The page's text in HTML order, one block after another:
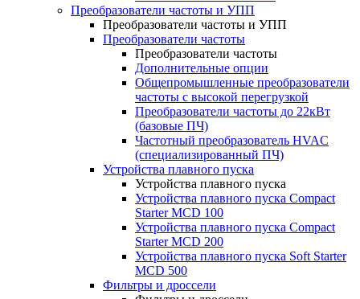
Преобразователи частоты и УПП
Преобразователи частоты и УПП
Преобразователи частоты
Преобразователи частоты
Дополнительные опции
Общепромышленные преобразователи
частоты с высокой перегрузкой
Преобразователи частоты до 22кВт
(базовые ПЧ)
Частотный преобразователь HVAC
(специализированный ПЧ)
Устройства плавного пуска
Устройства плавного пуска
Устройства плавного пуска Compact
Starter MCD 100
Устройства плавного пуска Compact
Starter MCD 200
Устройства плавного пуска Soft Starter
MCD 500
Фильтры и дроссели